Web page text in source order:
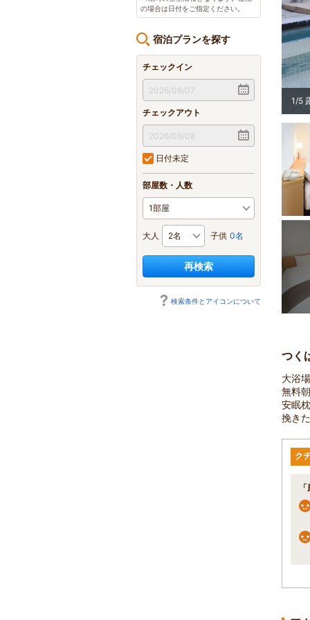
の場合は日付をご指定ください。
宿泊プランを探す
チェックイン
チェックアウト
日付未定
部屋数・人数
大人 子供 0名
再検索
検索条件とアイコンについて
2/5
つく
大浴
無料
安眠
挽き
ク